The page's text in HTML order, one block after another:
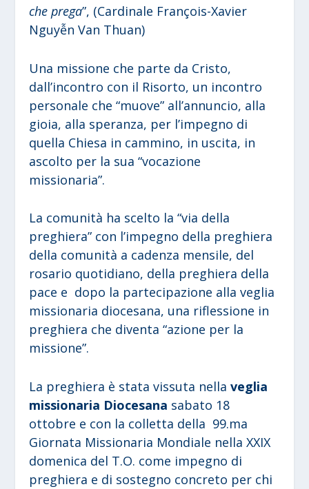
che prega”, (Cardinale François-Xavier
Nguyễn Van Thuan)
Una missione che parte da Cristo,
dall’incontro con il Risorto, un incontro
personale che “muove” all’annuncio, alla
gioia, alla speranza, per l’impegno di
quella Chiesa in cammino, in uscita, in
ascolto per la sua “vocazione
missionaria”.
La comunità ha scelto la “via della
preghiera” con l’impegno della preghiera
della comunità a cadenza mensile, del
rosario quotidiano, della preghiera della
pace e dopo la partecipazione alla veglia
missionaria diocesana, una riflessione in
preghiera che diventa “azione per la
missione”.
La preghiera è stata vissuta nellaveglia
missionaria Diocesana sabato 18
ottobre e con la colletta della 99.ma
Giornata Missionaria Mondiale nella XXIX
domenica del T.O. come impegno di
preghiera e di sostegno concreto per chi